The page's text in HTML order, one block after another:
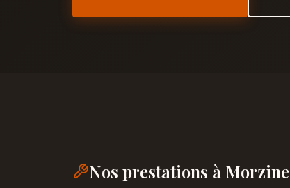
Nos prestations à Morzine